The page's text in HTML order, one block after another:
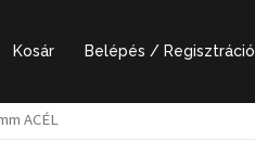
Kosár Belépés / Regisztráció
ACÉL